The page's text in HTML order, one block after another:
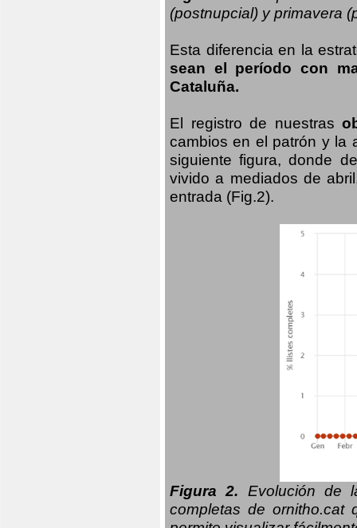
(postnupcial) y primavera
Esta diferencia en la
sean el período con
Cataluña.
El registro de nuestras
cambios en el patrón y la
siguiente figura, donde
vivido a mediados de
entrada (Fig.2).
Figura 2. Evolución de
completas de